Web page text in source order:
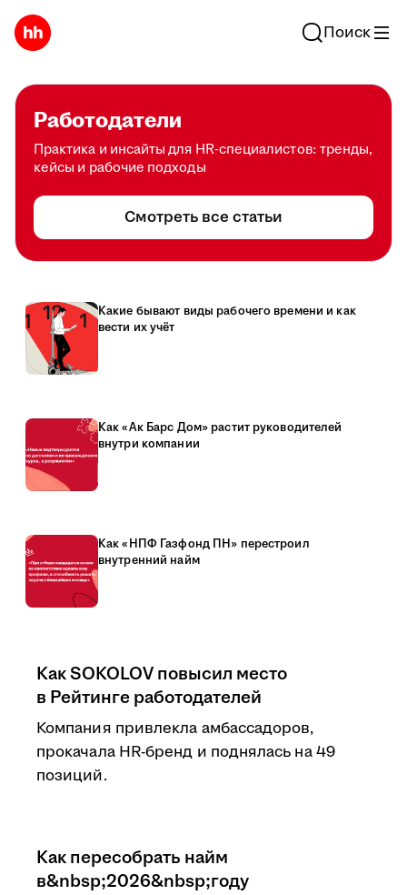
Поиск
Работодатели
Практика и инсайты для HR-специалистов: тренды,
кейсы и рабочие подходы
Смотреть все статьи
Какие бывают виды рабочего времени и как
вести их учёт
Как «Ак Барс Дом» растит руководителей
внутри компании
Как «НПФ Газфонд ПН» перестроил
внутренний найм
Как SOKOLOV повысил место
в Рейтинге работодателей
Компания привлекла амбассадоров,
прокачала HR-бренд и поднялась на 49
позиций.
Как пересобрать найм
в&nbsp;2026&nbsp;году